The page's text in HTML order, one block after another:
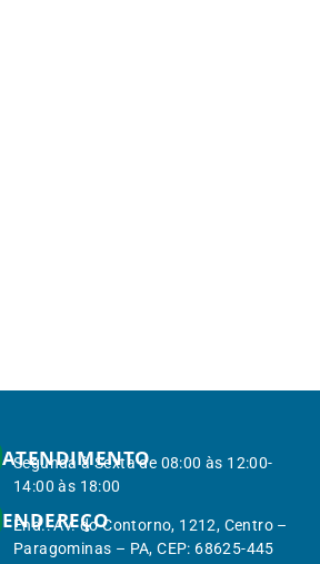
ATENDIMENTO
Segunda à Sexta de 08:00 às 12:00-
14:00 às 18:00
ENDEREÇO
End.: Av. do Contorno, 1212, Centro –
Paragominas – PA, CEP: 68625-445